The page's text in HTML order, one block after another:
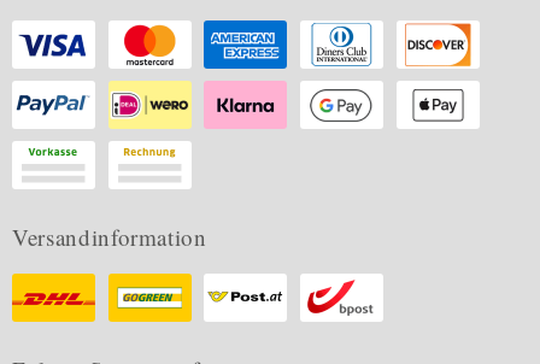
Versandinformation